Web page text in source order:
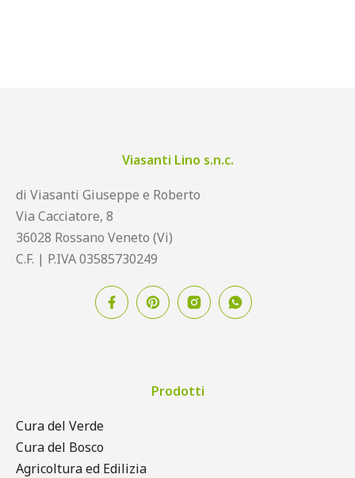
Viasanti Lino s.n.c.
di Viasanti Giuseppe e Roberto
Via Cacciatore, 8
36028 Rossano Veneto (Vi)
C.F. | P.IVA 03585730249
Prodotti
Cura del Verde
Cura del Bosco
Agricoltura ed Edilizia